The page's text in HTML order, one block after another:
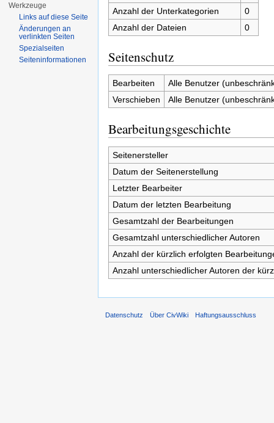
Anzahl der Unterkategorien
0
Anzahl der Dateien
0
Seitenschutz
Bearbeiten
Alle Benutzer
Verschieben
Alle Benutzer
Bearbeitungsgeschichte
Seitenersteller
Datum der Seitenerstellung
Letzter Bearbeiter
Datum der letzten Bearbeitung
Gesamtzahl der Bearbeitungen
Gesamtzahl unterschiedlicher Autoren
Anzahl der kürzlich erfolgten
Anzahl unterschiedlicher Autoren der
Werkzeuge
Links auf diese Seite
Änderungen an
verlinkten Seiten
Spezialseiten
Seiten­informationen
Datenschutz Über CivWiki Haftungsausschluss